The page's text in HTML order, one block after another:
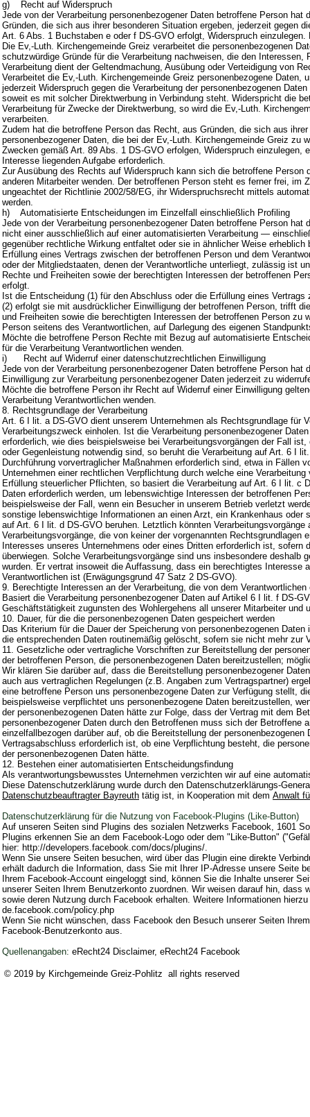
g) Recht auf Widerspruch
Jede von der Verarbeitung personenbezogener Daten betroffene Person
Gründen, die sich aus ihrer besonderen Situation ergeben, jederzeit gegen
Art. 6 Abs. 1 Buchstaben e oder f DS-GVO erfolgt, Widerspruch
Die Ev,-Luth. Kirchengemeinde Greiz verarbeitet die personenbezogenen
schutzwürdige Gründe für die Verarbeitung nachweisen, die den
Verarbeitung dient der Geltendmachung, Ausübung oder Verteidigung von
Verarbeitet die Ev,-Luth. Kirchengemeinde Greiz personenbezogene
jederzeit Widerspruch gegen die Verarbeitung der personenbezogenen
soweit es mit solcher Direktwerbung in Verbindung steht. Widerspricht die
Verarbeitung für Zwecke der Direktwerbung, so wird die Ev,-Luth.
verarbeiten.
Zudem hat die betroffene Person das Recht, aus Gründen, die sich aus
personenbezogener Daten, die bei der Ev,-Luth. Kirchengemeinde Greiz
Zwecken gemäß Art. 89 Abs. 1 DS-GVO erfolgen, Widerspruch
Interesse liegenden Aufgabe erforderlich.
Zur Ausübung des Rechts auf Widerspruch kann sich die betroffene
anderen Mitarbeiter wenden. Der betroffenen Person steht es ferner frei,
ungeachtet der Richtlinie 2002/58/EG, ihr Widerspruchsrecht mittels
werden.
h) Automatisierte Entscheidungen im Einzelfall einschließlich Profiling
Jede von der Verarbeitung personenbezogener Daten betroffene Person
nicht einer ausschließlich auf einer automatisierten Verarbeitung —
gegenüber rechtliche Wirkung entfaltet oder sie in ähnlicher Weise
Erfüllung eines Vertrags zwischen der betroffenen Person und dem
oder der Mitgliedstaaten, denen der Verantwortliche unterliegt, zulässig ist
Rechte und Freiheiten sowie der berechtigten Interessen der betroffenen
erfolgt.
Ist die Entscheidung (1) für den Abschluss oder die Erfüllung eines
(2) erfolgt sie mit ausdrücklicher Einwilligung der betroffenen Person, trifft
und Freiheiten sowie die berechtigten Interessen der betroffenen Person
Person seitens des Verantwortlichen, auf Darlegung des eigenen
Möchte die betroffene Person Rechte mit Bezug auf automatisierte
für die Verarbeitung Verantwortlichen wenden.
i) Recht auf Widerruf einer datenschutzrechtlichen Einwilligung
Jede von der Verarbeitung personenbezogener Daten betroffene Person
Einwilligung zur Verarbeitung personenbezogener Daten jederzeit zu
Möchte die betroffene Person ihr Recht auf Widerruf einer Einwilligung
Verarbeitung Verantwortlichen wenden.
8. Rechtsgrundlage der Verarbeitung
Art. 6 I lit. a DS-GVO dient unserem Unternehmen als Rechtsgrundlage für
Verarbeitungszweck einholen. Ist die Verarbeitung personenbezogener
erforderlich, wie dies beispielsweise bei Verarbeitungsvorgängen der Fall
oder Gegenleistung notwendig sind, so beruht die Verarbeitung auf Art. 6 I
Durchführung vorvertraglicher Maßnahmen erforderlich sind, etwa in Fällen
Unternehmen einer rechtlichen Verpflichtung durch welche eine
Erfüllung steuerlicher Pflichten, so basiert die Verarbeitung auf Art. 6 I lit. c
Daten erforderlich werden, um lebenswichtige Interessen der betroffenen
beispielsweise der Fall, wenn ein Besucher in unserem Betrieb verletzt
sonstige lebenswichtige Informationen an einen Arzt, ein Krankenhaus
auf Art. 6 I lit. d DS-GVO beruhen. Letztlich könnten
Verarbeitungsvorgänge, die von keiner der vorgenannten
Interesses unseres Unternehmens oder eines Dritten erforderlich ist,
überwiegen. Solche Verarbeitungsvorgänge sind uns insbesondere
wurden. Er vertrat insoweit die Auffassung, dass ein berechtigtes Interesse
Verantwortlichen ist (Erwägungsgrund 47 Satz 2 DS-GVO).
9. Berechtigte Interessen an der Verarbeitung, die von dem
Basiert die Verarbeitung personenbezogener Daten auf Artikel 6 I lit. f DS-
Geschäftstätigkeit zugunsten des Wohlergehens all unserer Mitarbeiter und
10. Dauer, für die die personenbezogenen Daten gespeichert werden
Das Kriterium für die Dauer der Speicherung von personenbezogenen
die entsprechenden Daten routinemäßig gelöscht, sofern sie nicht mehr zur
11. Gesetzliche oder vertragliche Vorschriften zur Bereitstellung der
der betroffenen Person, die personenbezogenen Daten bereitzustellen;
Wir klären Sie darüber auf, dass die Bereitstellung personenbezogener
auch aus vertraglichen Regelungen (z.B. Angaben zum Vertragspartner)
eine betroffene Person uns personenbezogene Daten zur Verfügung stellt,
beispielsweise verpflichtet uns personenbezogene Daten bereitzustellen,
der personenbezogenen Daten hätte zur Folge, dass der Vertrag mit dem
personenbezogener Daten durch den Betroffenen muss sich der
einzelfallbezogen darüber auf, ob die Bereitstellung der
Vertragsabschluss erforderlich ist, ob eine Verpflichtung besteht, die
der personenbezogenen Daten hätte.
12. Bestehen einer automatisierten Entscheidungsfindung
Als verantwortungsbewusstes Unternehmen verzichten wir auf eine
Diese Datenschutzerklärung wurde durch den Datenschutzerklärungs-
Datenschutzbeauftragter Bayreuth tätig ist, in Kooperation mit dem Anwalt
Datenschutzerklärung für die Nutzung von Facebook-Plugins (Like-Button)
Auf unseren Seiten sind Plugins des sozialen Netzwerks Facebook, 1601
Plugins erkennen Sie an dem Facebook-Logo oder dem "Like-Button"
hier: http://developers.facebook.com/docs/plugins/.
Wenn Sie unsere Seiten besuchen, wird über das Plugin eine direkte
erhält dadurch die Information, dass Sie mit Ihrer IP-Adresse unsere Seite
Ihrem Facebook-Account eingeloggt sind, können Sie die Inhalte unserer
unserer Seiten Ihrem Benutzerkonto zuordnen. Wir weisen darauf hin,
sowie deren Nutzung durch Facebook erhalten. Weitere Informationen
de.facebook.com/policy.php
Wenn Sie nicht wünschen, dass Facebook den Besuch unserer Seiten
Facebook-Benutzerkonto aus.
Quellenangaben: eRecht24 Disclaimer, eRecht24 Facebook
© 2019 by Kirchgemeinde Greiz-Pohlitz all rights reserved